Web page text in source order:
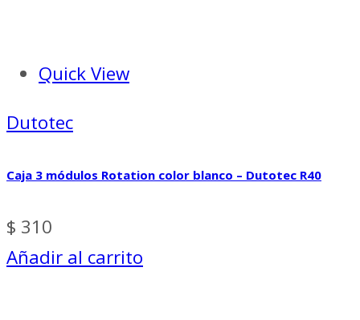
Quick View
Dutotec
Caja 3 módulos Rotation color blanco – Dutotec R40
$ 310
Añadir al carrito